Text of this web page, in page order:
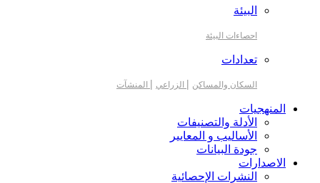
البيئة
احصاءات البيئة
تعدادات
السكان والمساكن | الزراعي | المنشآت
المنهجيات
الأدلة والتصنيفات
الأساليب و المعايير
جودة البيانات
الاصدارات
النشرات الإحصائية